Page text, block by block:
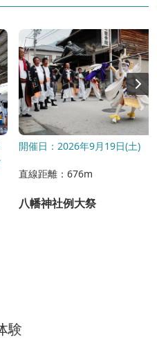
開催日：2026年9月19日(土)
直線距離：676m
八幡神社例大祭
験